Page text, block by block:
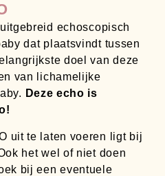
echoscopisch
dat plaatsvindt tussen
doel van deze
van lichamelijke
Deze echo is
uit te laten voeren ligt bij
het wel of niet doen
bij een eventuele